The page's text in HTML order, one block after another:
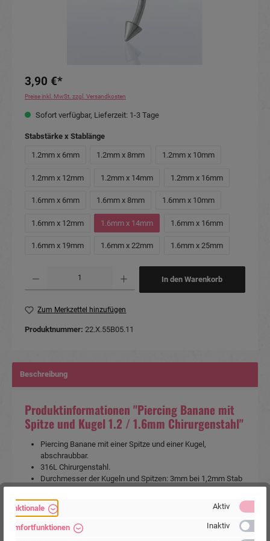
3,90 €*
Preise inkl. MwSt. zzgl. Versandkosten
Sofort verfügbar, Lieferzeit: 1-3 Tage
Stabstärke x Stablängeauswählen
1.2mm x 6mm 1.2mm x 8mm 1.2mm x 10mm
1.2mm x 12mm 1.2mm x 14mm 1.2mm x 16mm
1.6mm x 6mm 1.6mm x 8mm 1.6mm x 10mm
1.6mm x 12mm 1.6mm x 14mm 1.6mm x 16mm
1.6mm x 19mm 1.6mm x 22mm 1.6mm x 25mm
In den Warenkorb
Zum Merkzettel hinzufügen
Produktnummer: 22.X.55B05.11
Beschreibung
Produktinformationen "Piercing Banane mit
Spitze und Kugel 1.2 / 1.6mm Chirurgenstahl"
Piercing Banane mit einer Spitze und einer Kugel,
abschraubbar.
316L Chirurgenstahl.
Durchmesser der Kugeln und Spitzen: 3mm bei 1,2mm Stab
Wählbare Stabstärke: 1,2 mm und 1,6 mm.
Wählbare Stablänge: 6mm, 7mm, 8mm, 9mm, 10mm,
12mm, 14mm, 16mm, 19mm, 22mm, 25mm.
Anwendungsbereich: Augenbrauenpiercing,
Funktionale Aktiv
Komfortfunktionen Inaktiv